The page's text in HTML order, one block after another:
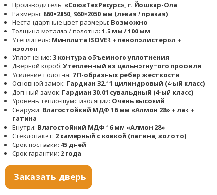
Производитель: «СоюзТехРесурс», г. Йошкар-Ола
Размеры: 860×2050, 960×2050 мм (левая / правая)
Нестандартные цвет размеры: Возможно
Толщина металла / полотна: 1.5 мм / 100 мм
Утеплитель: Минплита ISOVER + пенополистерол +
изолон
Уплотнение: 3 контура объемного уплотнения
Дверной короб: Утепленный из цельногнутого профиля
Усиление полотна: 7 П-образных ребер жесткости
Основной замок: Гардиан 32.11 цилиндровый (4-ый класс)
Доп-ный замок: Гардиан 30.01 сувальдный (4-ый класс)
Уровень тепло-шумо изоляции: Очень высокий
Снаружи: Влагостойкий МДФ 16 мм «Алмон 28» + лак +
патина
Внутри: Влагостойкий МДФ 16 мм «Алмон 28»
Стеклопакет: 2 камерный с ковкой (патина, золото)
Срок поставки: 45 дней
Срок гарантии: 2 года
Заказать дверь